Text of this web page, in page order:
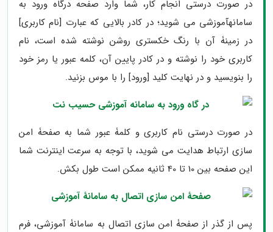
در صورت درستی انجام کار، شما وارد صفحه درگاه ورود به
سامانهآموزشی می شوید؛ در کادر بالایی که عبارت [نام کاربری]
در زمینۀ آن با رنگ خکستری روشن نوشته شده است، نام
کاربری خود را نوشته و در کادر پایین آن، کلمه عبور یا رمز خود
را بنویسید و در نهایت کلید [ورود] را با موس بزنید.
در صورت درستی نام کاربری و کلمۀ عبور شما به صفحۀ امن
سازی ارتباط هدایت می شوید، با توجه به سرعت اینترنت شما
این صفحه بین 10 تا 40 ثانیه ممکن است طول بکش.
پس از گذر از صفحۀ امن سازی اتصال به سامانۀ آموزشی، فرم